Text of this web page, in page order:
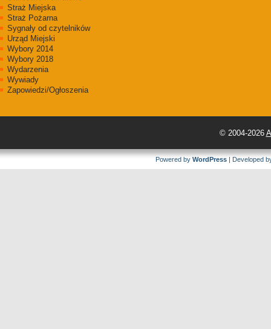
Straż Miejska
Straż Pożarna
Sygnały od czytelników
Urząd Miejski
Wybory 2014
Wybory 2018
Wydarzenia
Wywiady
Zapowiedzi/Ogłoszenia
© 2004-2026
Powered by WordPress | Developed